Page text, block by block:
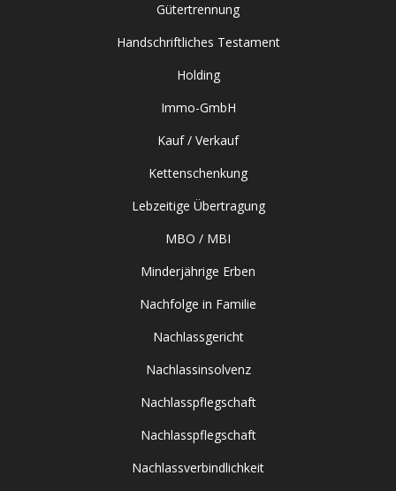
Gütertrennung
Handschriftliches Testament
Holding
Immo-GmbH
Kauf / Verkauf
Kettenschenkung
Lebzeitige Übertragung
MBO / MBI
Minderjährige Erben
Nachfolge in Familie
Nachlassgericht
Nachlassinsolvenz
Nachlasspflegschaft
Nachlasspflegschaft
Nachlassverbindlichkeit